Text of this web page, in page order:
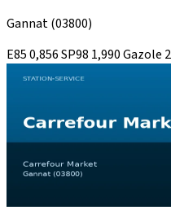
Gannat(03800)
E850,856SP98 1,990Gazole